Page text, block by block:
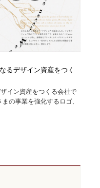
るデザイン資産をつく
イン資産をつくる会社で
の事業を強化するロゴ、